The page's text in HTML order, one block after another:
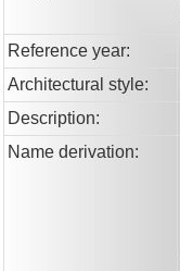
Reference year:
Architectural style:
Description:
Name derivation: